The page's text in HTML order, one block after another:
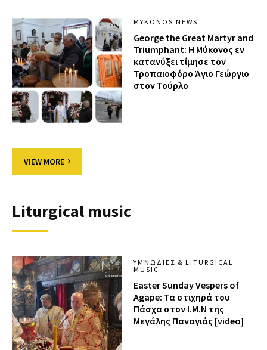
MYKONOS NEWS
George the Great Martyr and
Triumphant: Η Μύκονος εν
κατανύξει τίμησε τον
Τροπαιοφόρο Άγιο Γεώργιο
στον Τούρλο
VIEW MORE
Liturgical music
ΥΜΝΩΔΊΕΣ & LITURGICAL
MUSIC
Easter Sunday Vespers of
Agape: Τα στιχηρά του
Πάσχα στον Ι.Μ.Ν της
Μεγάλης Παναγιάς [video]